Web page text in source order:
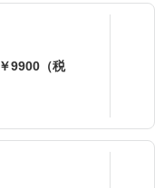
9900（税